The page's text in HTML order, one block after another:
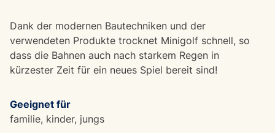
Dank der modernen Bautechniken und der
verwendeten Produkte trocknet Minigolf schnell, so
dass die Bahnen auch nach starkem Regen in
kürzester Zeit für ein neues Spiel bereit sind!
Geeignet für
familie, kinder, jungs